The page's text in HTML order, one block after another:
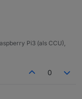
Pi3 (als CCU),
0